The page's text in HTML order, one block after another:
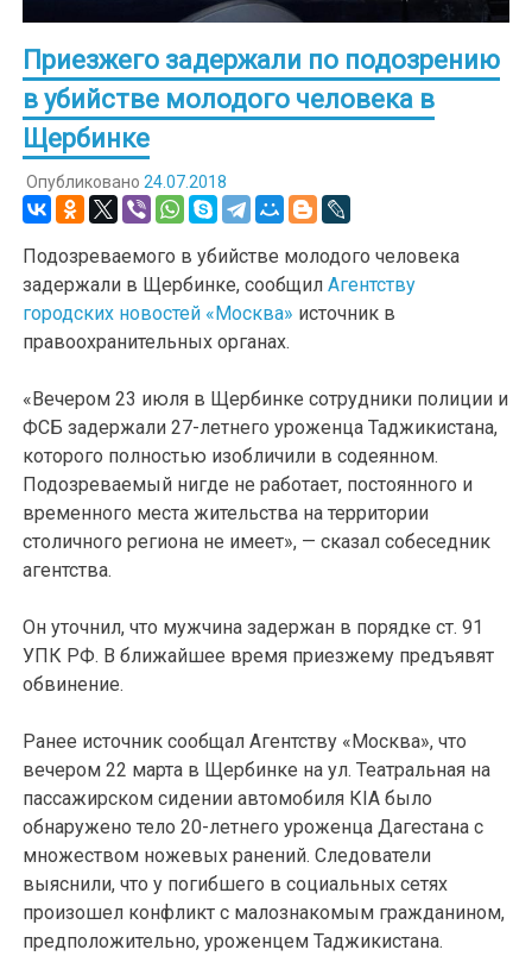
Приезжего задержали по подозрению
в убийстве молодого человека в
Щербинке
Опубликовано 24.07.2018
Подозреваемого в убийстве молодого человека
задержали в Щербинке, сообщилАгентству
городских новостей «Москва» источник в
правоохранительных органах.
«Вечером 23 июля в Щербинке сотрудники полиции и
ФСБ задержали 27-летнего уроженца Таджикистана,
которого полностью изобличили в содеянном.
Подозреваемый нигде не работает, постоянного и
временного места жительства на территории
столичного региона не имеет», — сказал собеседник
агентства.
Он уточнил, что мужчина задержан в порядке ст. 91
УПК РФ. В ближайшее время приезжему предъявят
обвинение.
Ранее источник сообщал Агентству «Москва», что
вечером 22 марта в Щербинке на ул. Театральная на
пассажирском сидении автомобиля КIA было
обнаружено тело 20-летнего уроженца Дагестана с
множеством ножевых ранений. Следователи
выяснили, что у погибшего в социальных сетях
произошел конфликт с малознакомым гражданином,
предположительно, уроженцем Таджикистана.